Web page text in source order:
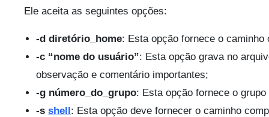
Ele aceita as seguintes opções:
-d diretório_home: Esta opção fornece o
-c “nome do usuário”: Esta opção grava no
observação e comentário importantes;
-g número_do_grupo: Esta opção fornece o
-s shell: Esta opção deve fornecer o caminho